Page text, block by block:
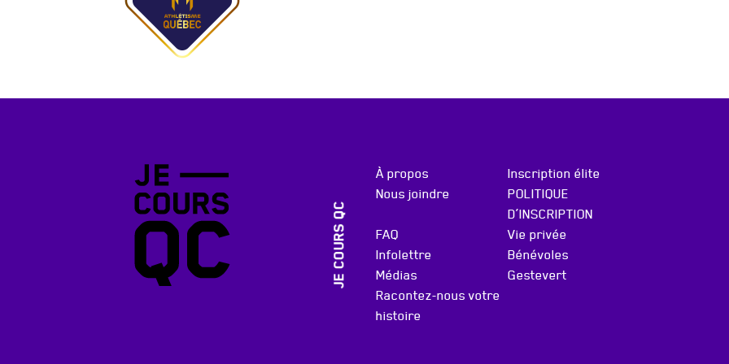
JE COURS QC
À propos
Inscription élite
Nous joindre
POLITIQUE
D’INSCRIPTION
FAQ
Vie privée
Infolettre
Bénévoles
Médias
Gestevert
Racontez-nous votre
histoire